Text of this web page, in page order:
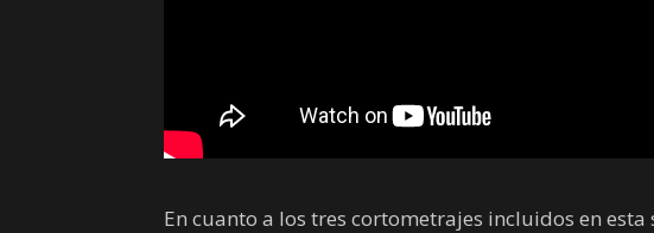
En cuanto a los tres cortometrajes incluidos en